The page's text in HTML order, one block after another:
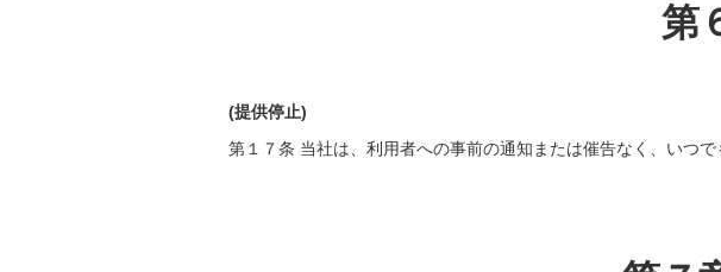
第
(提供停止)
第１７条 当社は、利用者への事前の通知または催告なく、いつ